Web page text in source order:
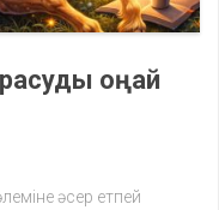
оңай
әсер етпей